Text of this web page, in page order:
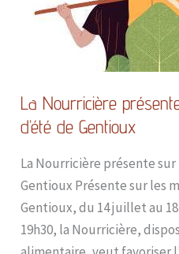
La Nourricière
d’été de Gentioux
La Nourricière présente sur
Gentioux Présente sur les
Gentioux, du 14 juillet au
19h30, la Nourricière,
les
marchés
Gentioux